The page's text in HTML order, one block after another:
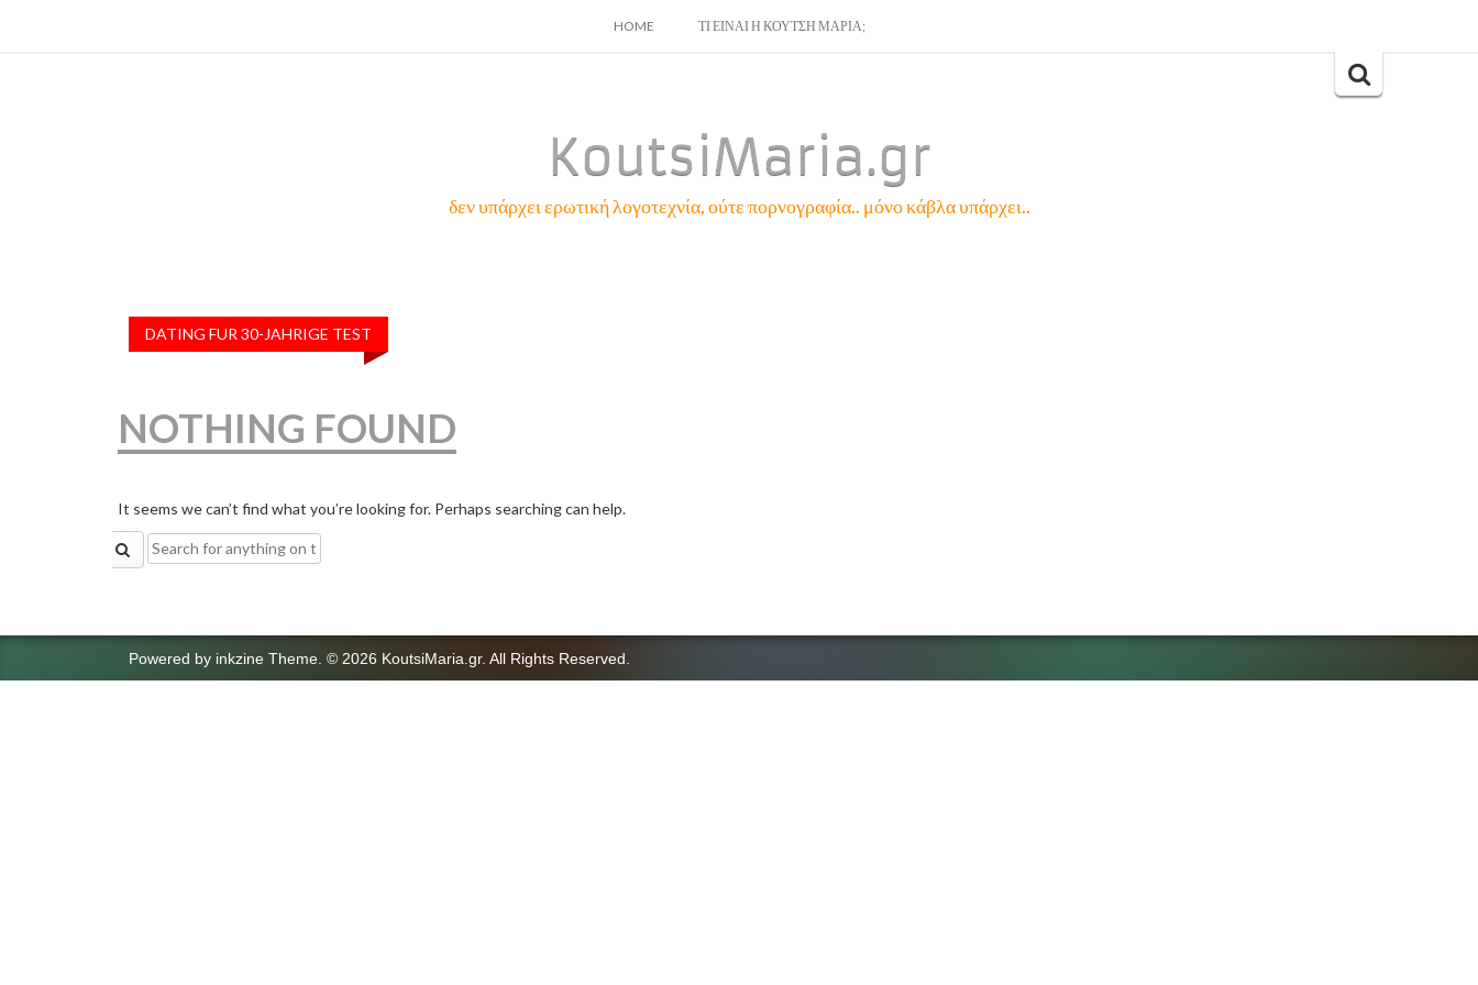
SKIP
HOME ΤΙ ΕΙΝΑΙ Η ΚΟΥΤΣΗ ΜΑΡΙΑ;
Search
KoutsiMaria.gr
δεν υπάρχει ερωτική λογοτεχνία, ούτε πορνογραφία.. μόνο κάβλα υπάρχει..
DATING FUR 30-JAHRIGE TEST
NOTHING FOUND
It seems we can’t find what you’re looking for. Perhaps searching can help.
Search
for:
Powered by inkzine Theme © 2026 KoutsiMaria.gr. All Rights Reserved.